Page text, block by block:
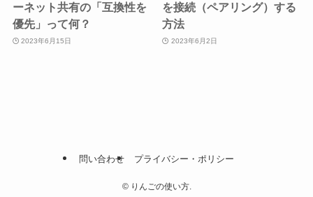
ーネット共有の「互換性を
優先」って何？
2023年6月15日
を接続（ペアリング）する
方法
2023年6月2日
問い合わせ プライバシー・ポリシー
©りんごの使い方.